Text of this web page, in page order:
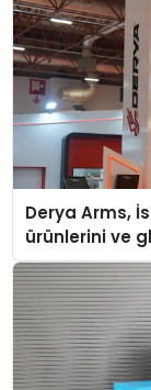
Derya Arms,
ürünlerini ve